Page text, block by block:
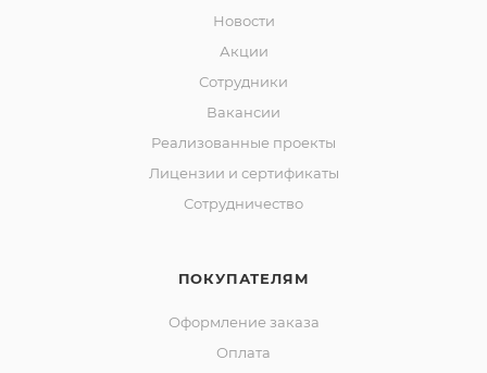
Новости
Акции
Сотрудники
Вакансии
Реализованные проекты
Лицензии и сертификаты
Сотрудничество
ПОКУПАТЕЛЯМ
Оформление заказа
Оплата